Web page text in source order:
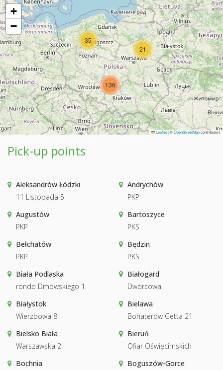
35
21
136
+
−
Leaflet|©OpenStreetMapcontributors
Pick-up points
Aleksandrów Łódzki
11 Listopada 5
Andrychów
PKP
Augustów
PKP
Bartoszyce
PKS
Bełchatów
PKP
Będzin
PKS
Biała Podlaska
rondo Dmowskiego 1
Białogard
Dworcowa
Białystok
Wierzbowa 8
Bielawa
Bohaterów Getta 21
Bielsko Biała
Warszawska 2
Bieruń
Ofiar Oświęcimskich
Bochnia
Boguszów-Gorce